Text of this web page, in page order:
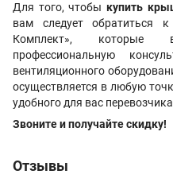
Для того, чтобы купить
вам следует обратиться
Комплект», которые
профессиональную
вентиляционного
осуществляется в любую
удобного для вас
Звоните и получайте скидку!
Отзывы